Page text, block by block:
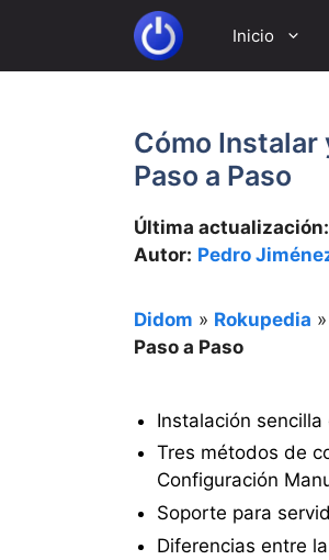
contenido
Inicio
Cómo Instalar
Paso a Paso
Última actualización:
Autor: Pedro
Didom » Rokupedia »
Paso a Paso
Instalación
Tres métodos de
Configuración
Soporte para
Diferencias entre